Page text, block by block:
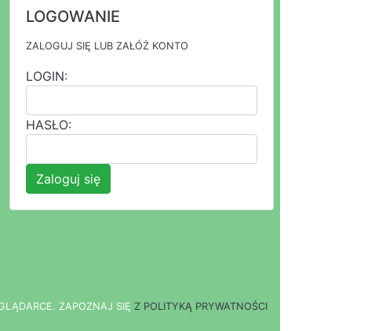
LOGOWANIE
ZALOGUJ SIĘ LUB ZAŁÓŻ KONTO
LOGIN:
HASŁO:
Zaloguj się
ZAPOZNAJ SIĘ Z POLITYKĄ PRYWATNOŚCI